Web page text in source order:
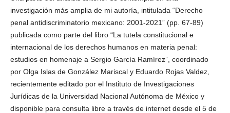
investigación más amplia de mi autoría, intitulada “Derecho
penal antidiscriminatorio mexicano: 2001-2021” (pp. 67-89)
publicada como parte del libro “La tutela constitucional e
internacional de los derechos humanos en materia penal:
estudios en homenaje a Sergio García Ramírez”, coordinado
por Olga Islas de González Mariscal y Eduardo Rojas Valdez,
recientemente editado por el Instituto de Investigaciones
Jurídicas de la Universidad Nacional Autónoma de México y
disponible para consulta libre a través de internet desde el 5 de